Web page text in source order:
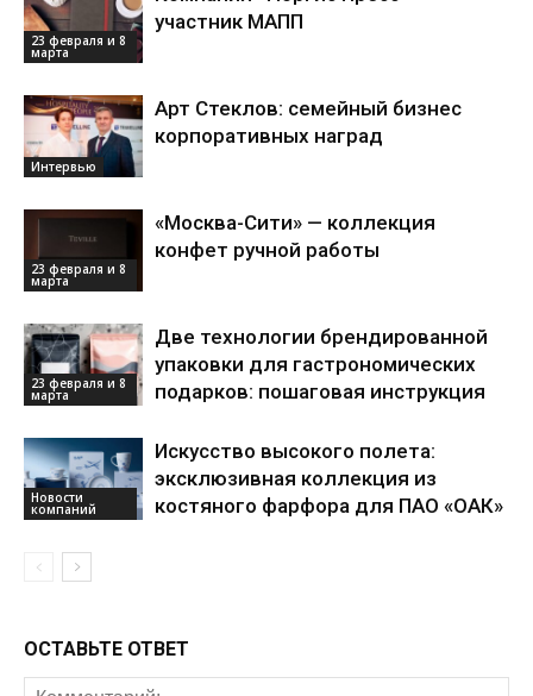
23 февраля и 8
марта
участник МАПП
Интервью
Арт Стеклов: семейный бизнес
корпоративных наград
23 февраля и 8
марта
«Москва-Сити» — коллекция
конфет ручной работы
23 февраля и 8
марта
Две технологии брендированной
упаковки для гастрономических
подарков: пошаговая инструкция
Новости
компаний
Искусство высокого полета:
эксклюзивная коллекция из
костяного фарфора для ПАО «ОАК»
ОСТАВЬТЕ ОТВЕТ